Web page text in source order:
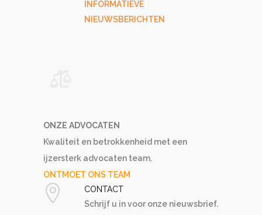
INFORMATIEVE
NIEUWSBERICHTEN
ONZE ADVOCATEN
Kwaliteit en betrokkenheid met een
ijzersterk advocaten team.
ONTMOET ONS TEAM
CONTACT
Schrijf u in voor onze nieuwsbrief.